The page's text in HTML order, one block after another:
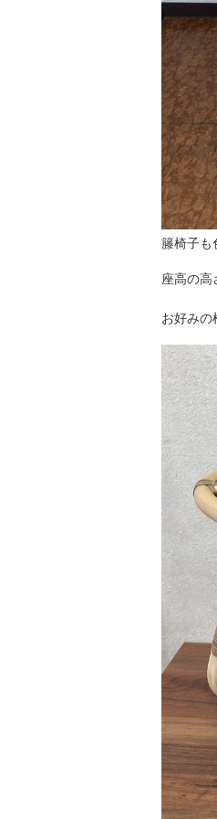
籐椅子も
座高の高
お好みの